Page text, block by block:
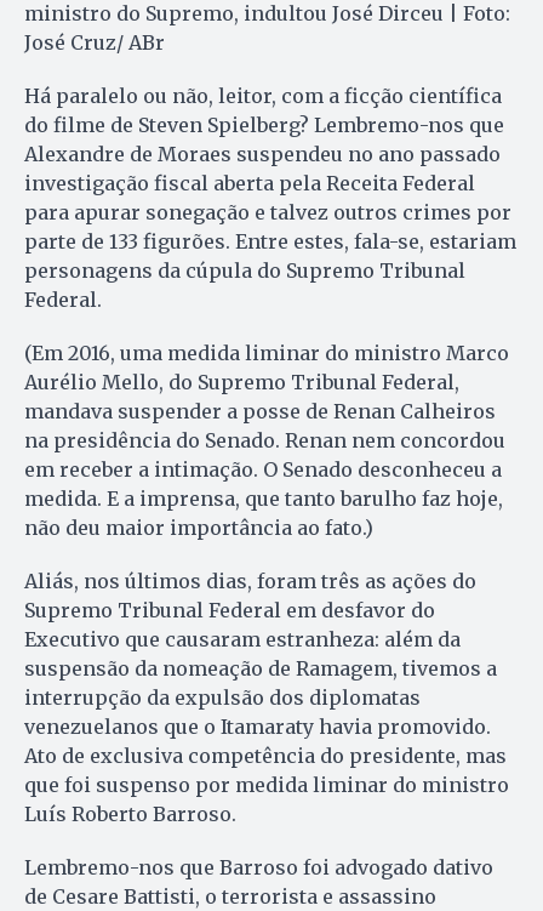
ministro do Supremo, indultou José Dirceu | Foto:
José Cruz/ ABr
Há paralelo ou não, leitor, com a ficção científica
do filme de Steven Spielberg? Lembremo-nos que
Alexandre de Moraes suspendeu no ano passado
investigação fiscal aberta pela Receita Federal
para apurar sonegação e talvez outros crimes por
parte de 133 figurões. Entre estes, fala-se, estariam
personagens da cúpula do Supremo Tribunal
Federal.
(Em 2016, uma medida liminar do ministro Marco
Aurélio Mello, do Supremo Tribunal Federal,
mandava suspender a posse de Renan Calheiros
na presidência do Senado. Renan nem concordou
em receber a intimação. O Senado desconheceu a
medida. E a imprensa, que tanto barulho faz hoje,
não deu maior importância ao fato.)
Aliás, nos últimos dias, foram três as ações do
Supremo Tribunal Federal em desfavor do
Executivo que causaram estranheza: além da
suspensão da nomeação de Ramagem, tivemos a
interrupção da expulsão dos diplomatas
venezuelanos que o Itamaraty havia promovido.
Ato de exclusiva competência do presidente, mas
que foi suspenso por medida liminar do ministro
Luís Roberto Barroso.
Lembremo-nos que Barroso foi advogado dativo
de Cesare Battisti, o terrorista e assassino